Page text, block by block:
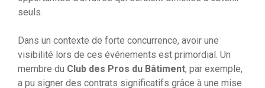
seuls.
Dans un contexte de forte concurrence, avoir une
visibilité lors de ces événements est primordial. Un
membre du Club des Pros du Bâtiment, par exemple,
a pu signer des contrats significatifs grâce à une mise